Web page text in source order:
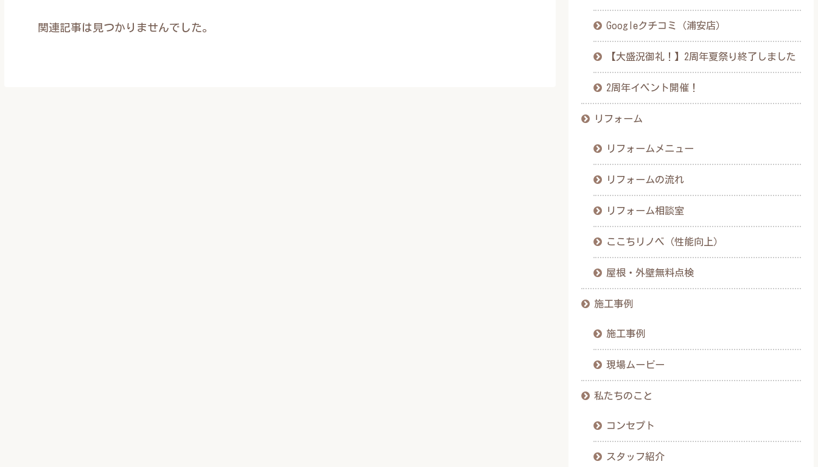
関連記事は見つかりませんでした。 Googleクチコミ（浦安店）
【大盛況御礼！】2周年夏祭り終了しました
2周年イベント開催！
リフォーム
リフォームメニュー
リフォームの流れ
リフォーム相談室
ここちリノベ（性能向上）
屋根・外壁無料点検
施工事例
施工事例
現場ムービー
私たちのこと
コンセプト
スタッフ紹介